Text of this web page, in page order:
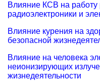
Влияние КСВ на работу
радиоэлектроники и
Влияние курения на
безопасной
Влияние на человека
неионизирующих
жизнедеятельности